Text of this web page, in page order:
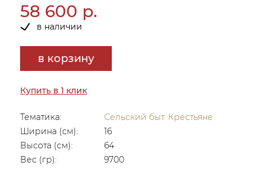
58 600 р.
в наличии
в корзину
Купить в 1 клик
Тематика:
Сельский быт. Крестьяне
Ширина (см):
16
Высота (см):
64
Вес (гр):
9700